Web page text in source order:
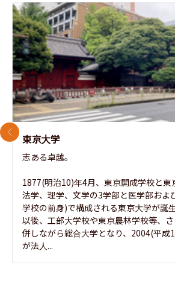
東京大学
志ある卓越。
1877(明治10)年4月、東京開成学校と東
法学、理学、文学の3学部と医学部およ
学校の前身)で構成される東京大学が誕
以後、工部大学校や東京農林学校等、
併しながら総合大学となり、2004(平成
が法人...
前のスライド